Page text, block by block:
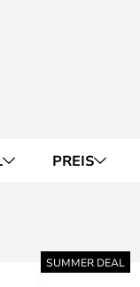
PREIS
SUMMER DEAL